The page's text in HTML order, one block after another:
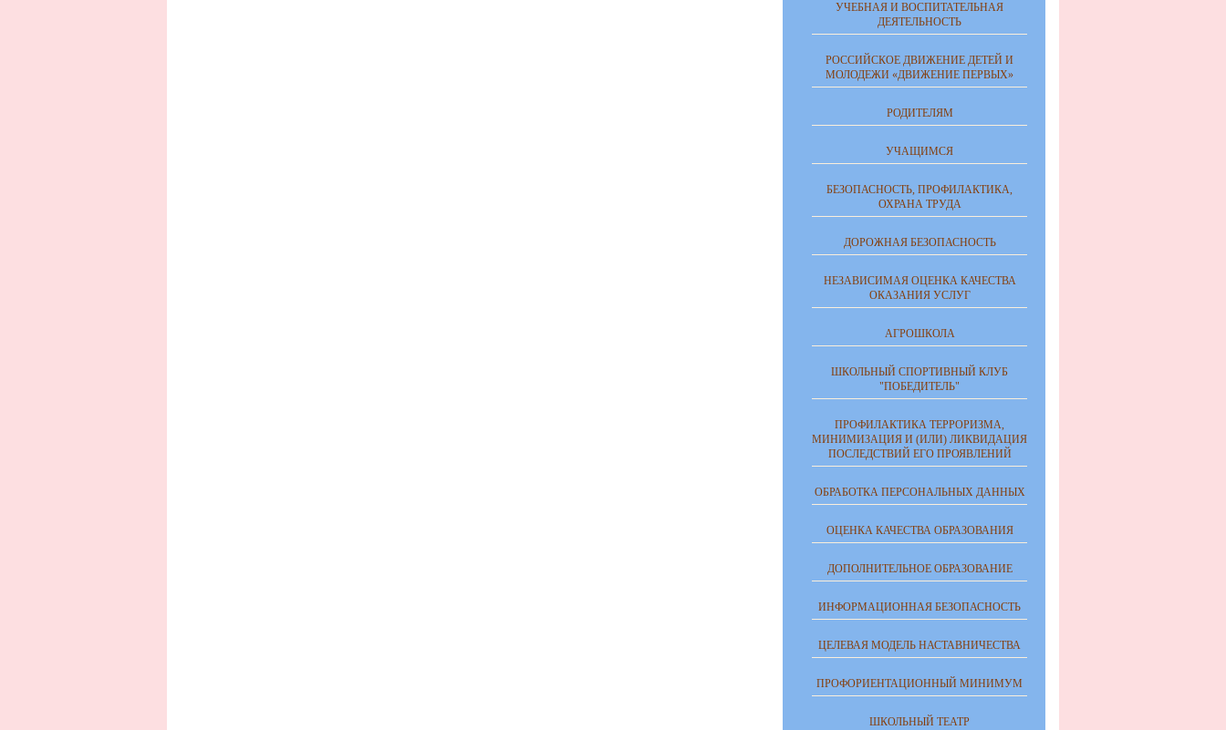
УЧЕБНАЯ И ВОСПИТАТЕЛЬНАЯ
ДЕЯТЕЛЬНОСТЬ
РОССИЙСКОЕ ДВИЖЕНИЕ ДЕТЕЙ И
МОЛОДЕЖИ «ДВИЖЕНИЕ ПЕРВЫХ»
РОДИТЕЛЯМ
УЧАЩИМСЯ
БЕЗОПАСНОСТЬ, ПРОФИЛАКТИКА,
ОХРАНА ТРУДА
ДОРОЖНАЯ БЕЗОПАСНОСТЬ
НЕЗАВИСИМАЯ ОЦЕНКА КАЧЕСТВА
ОКАЗАНИЯ УСЛУГ
АГРОШКОЛА
ШКОЛЬНЫЙ СПОРТИВНЫЙ КЛУБ
"ПОБЕДИТЕЛЬ"
ПРОФИЛАКТИКА ТЕРРОРИЗМА,
МИНИМИЗАЦИЯ И (ИЛИ) ЛИКВИДАЦИЯ
ПОСЛЕДСТВИЙ ЕГО ПРОЯВЛЕНИЙ
ОБРАБОТКА ПЕРСОНАЛЬНЫХ ДАННЫХ
ОЦЕНКА КАЧЕСТВА ОБРАЗОВАНИЯ
ДОПОЛНИТЕЛЬНОЕ ОБРАЗОВАНИЕ
ИНФОРМАЦИОННАЯ БЕЗОПАСНОСТЬ
ЦЕЛЕВАЯ МОДЕЛЬ НАСТАВНИЧЕСТВА
ПРОФОРИЕНТАЦИОННЫЙ МИНИМУМ
ШКОЛЬНЫЙ ТЕАТР